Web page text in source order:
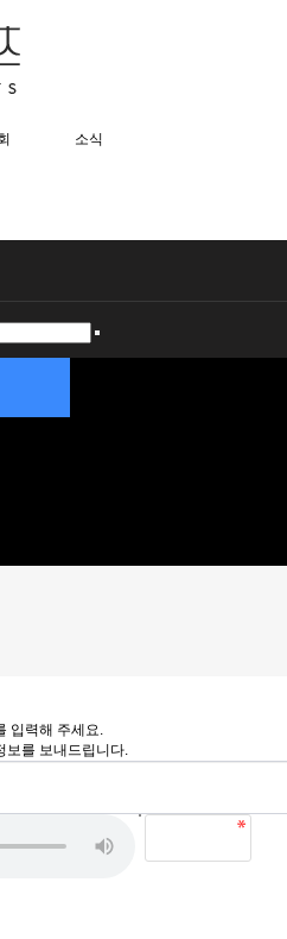
소식
입력해 주세요.
보를 보내드립니다.